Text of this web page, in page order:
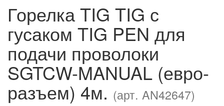
Горелка TIG TIG с
гусаком TIG PEN для
подачи проволоки
SGTCW-MANUAL (евро-
разъем) 4м. (арт. AN42647)